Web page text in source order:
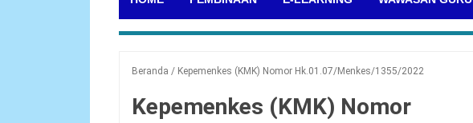
Beranda / Kepemenkes (KMK) Nomor Hk.01.07/Menkes/1355/2022
Kepemenkes (KMK) Nomor